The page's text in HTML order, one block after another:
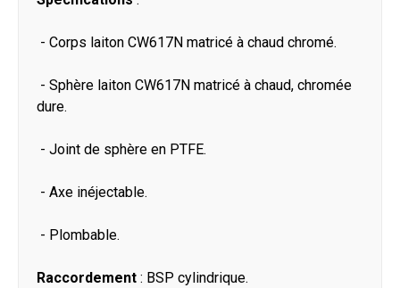
- Corps laiton CW617N matricé à chaud chromé.
- Sphère laiton CW617N matricé à chaud, chromée
dure.
- Joint de sphère en PTFE.
- Axe inéjectable.
- Plombable.
Raccordement : BSP cylindrique.